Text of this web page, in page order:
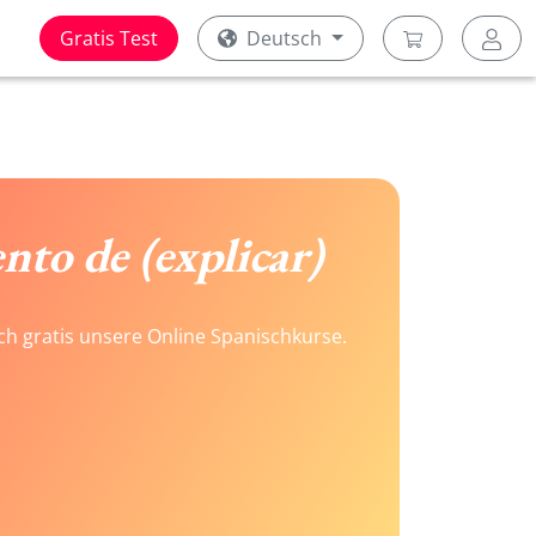
Gratis Test Deutsch
de (explicar)
gratis unsere Online Spanischkurse.